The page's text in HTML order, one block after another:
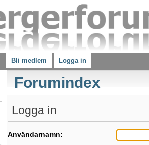
Bli medlem Logga in
Forumindex
Logga in
Användarnamn: